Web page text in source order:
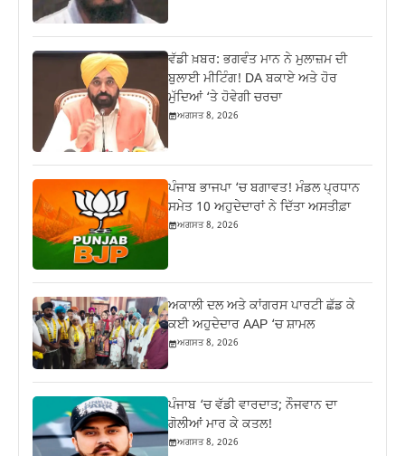
ਵੱਡੀ ਖ਼ਬਰ: ਭਗਵੰਤ ਮਾਨ ਨੇ ਮੁਲਾਜ਼ਮ ਦੀ
ਬੁਲਾਈ ਮੀਟਿੰਗ! DA ਬਕਾਏ ਅਤੇ ਹੋਰ
ਮੁੱਦਿਆਂ ‘ਤੇ ਹੋਵੇਗੀ ਚਰਚਾ
ਅਗਸਤ 8, 2026
ਪੰਜਾਬ ਭਾਜਪਾ ‘ਚ ਬਗਾਵਤ! ਮੰਡਲ ਪ੍ਰਧਾਨ
ਸਮੇਤ 10 ਅਹੁਦੇਦਾਰਾਂ ਨੇ ਦਿੱਤਾ ਅਸਤੀਫ਼ਾ
ਅਗਸਤ 8, 2026
ਅਕਾਲੀ ਦਲ ਅਤੇ ਕਾਂਗਰਸ ਪਾਰਟੀ ਛੱਡ ਕੇ
ਕਈ ਅਹੁਦੇਦਾਰ AAP ‘ਚ ਸ਼ਾਮਲ
ਅਗਸਤ 8, 2026
ਪੰਜਾਬ ‘ਚ ਵੱਡੀ ਵਾਰਦਾਤ; ਨੌਜਵਾਨ ਦਾ
ਗੋਲੀਆਂ ਮਾਰ ਕੇ ਕਤਲ!
ਅਗਸਤ 8, 2026